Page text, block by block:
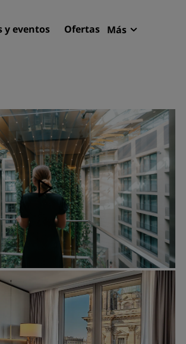
y eventos Ofertas Más
Destinos
Resorts
Apartahoteles
Hoteles en el aeropuerto
Hoteles nuevos y de próxima
apertura
Reuniones y eventos
Descubre Radisson Meetings
Reserva un espacio de
Solicita un presupuesto
Destinos para eventos
Soluciones sectoriales